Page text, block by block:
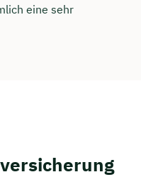
eine sehr